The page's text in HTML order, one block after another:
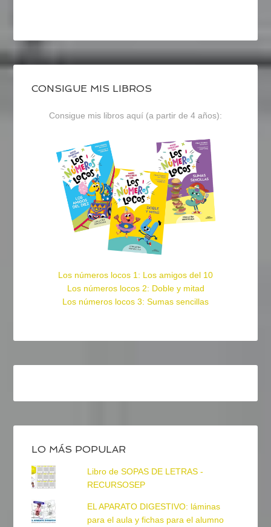
CONSIGUE MIS LIBROS
Consigue mis libros aquí (a partir de 4 años):
Los números locos 1: Los amigos del 10
Los números locos 2: Doble y mitad
Los números locos 3: Sumas sencillas
LO MÁS POPULAR
Libro de SOPAS DE LETRAS -
RECURSOSEP
EL APARATO DIGESTIVO: láminas
para el aula y fichas para el alumno